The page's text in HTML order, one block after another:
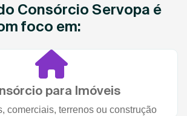
Consórcio Servopa é
foco em:
para Imóveis
comerciais, terrenos ou construção